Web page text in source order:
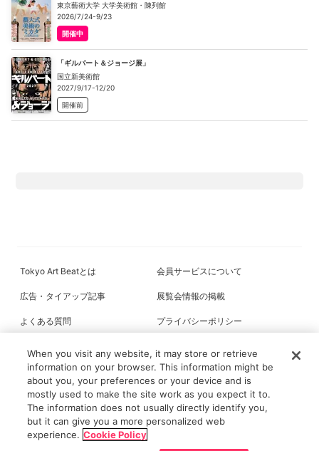
東京藝術大学 大学美術館・陳列館
2026/7/24-9/23
開催中
「ギルバート＆ジョージ展」
国立新美術館
2027/9/17-12/20
開催前
Tokyo Art Beatとは 会員サービスについて
広告・タイアップ記事 展覧会情報の掲載
よくある質問 プライバシーポリシー
All content on this site is © its respective owner(s). Tokyo Art Beat (2004-
2026).
When you visit any website, it may store or retrieve
information on your browser. This information might be
about you, your preferences or your device and is
mostly used to make the site work as you expect it to.
The information does not usually directly identify you,
but it can give you a more personalized web
experience. Cookie Policy